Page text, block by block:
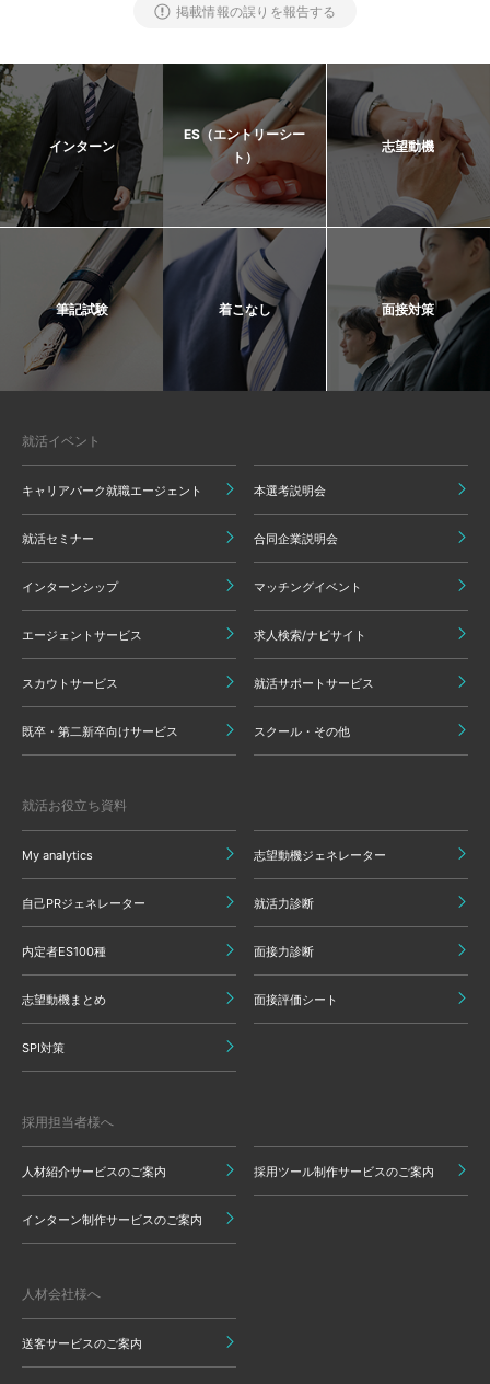
掲載情報の誤りを報告する
インターン
ES（エントリーシー
ト）
志望動機
筆記試験 着こなし 面接対策
就活イベント
キャリアパーク就職エージェント 本選考説明会
就活セミナー 合同企業説明会
インターンシップ マッチングイベント
エージェントサービス 求人検索/ナビサイト
スカウトサービス 就活サポートサービス
既卒・第二新卒向けサービス スクール・その他
就活お役立ち資料
My analytics 志望動機ジェネレーター
自己PRジェネレーター 就活力診断
内定者ES100種 面接力診断
志望動機まとめ 面接評価シート
SPI対策
採用担当者様へ
人材紹介サービスのご案内 採用ツール制作サービスのご案内
インターン制作サービスのご案内
人材会社様へ
送客サービスのご案内